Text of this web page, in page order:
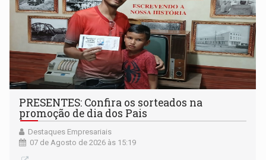
PRESENTES: Confira os sorteados na
promoção de dia dos Pais
Destaques Empresariais
07 de Agosto de 2026 às 15:19